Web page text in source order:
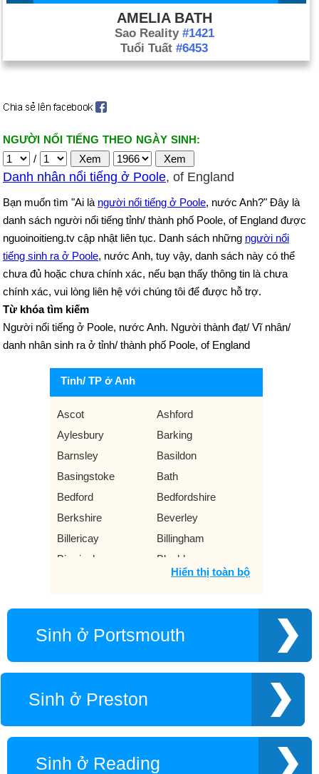
AMELIA BATH
Sao Reality #1421
Tuổi Tuất #6453
NGƯỜI NỔI TIẾNG THEO NGÀY SINH:
/
Danh nhân nổi tiếng ở Poole, of England
Bạn muốn tìm "Ai là người nổi tiếng ở Poole, nước Anh?" Đây là
danh sách người nổi tiếng tỉnh/ thành phố Poole, of England được
nguoinoitieng.tv cập nhật liên tục. Danh sách những người nổi
tiếng sinh ra ở Poole, nước Anh, tuy vậy, danh sách này có thể
chưa đủ hoặc chưa chính xác, nếu bạn thấy thông tin là chưa
chính xác, vui lòng liên hệ với chúng tôi để được hỗ trợ.
Từ khóa tìm kiếm
Người nổi tiếng ở Poole, nước Anh. Người thành đạt/ Vĩ nhân/
danh nhân sinh ra ở tỉnh/ thành phố Poole, of England
Tỉnh/ TP ở Anh
Ascot
Ashford
Aylesbury
Barking
Barnsley
Basildon
Basingstoke
Bath
Bedford
Bedfordshire
Berkshire
Beverley
Billericay
Billingham
Birmingham
Blackburn
Bolton
Bristol
Bromley
Buckinghamshire
Burnley
Cambridgeshire
Chatham
Chelmsford
Chester
Chesterfield
Hiển thị toàn bộ
Sinh ở Portsmouth
Sinh ở Preston
Sinh ở Reading